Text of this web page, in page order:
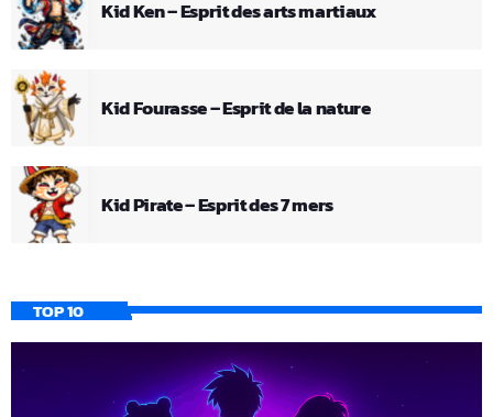
Kid Ken – Esprit des arts martiaux
Kid Fourasse – Esprit de la nature
Kid Pirate – Esprit des 7 mers
TOP 10